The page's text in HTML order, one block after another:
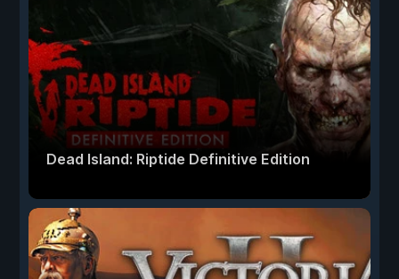
Dead Island: Riptide Definitive Edition